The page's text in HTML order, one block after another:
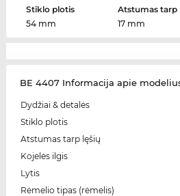
Stiklo plotis
54 mm
Atstumas tarp
17 mm
BE 4407 Informacija apie
Dydžiai & detalės
Stiklo plotis
Atstumas tarp lęšių
Kojelės ilgis
Lytis
Rėmelio tipas (rėmelis)